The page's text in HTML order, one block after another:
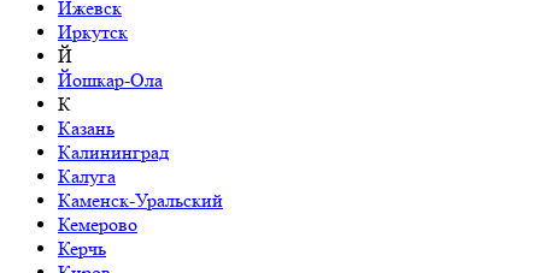
Ижевск
Иркутск
Й
Йошкар-Ола
К
Казань
Калининград
Калуга
Каменск-Уральский
Кемерово
Керчь